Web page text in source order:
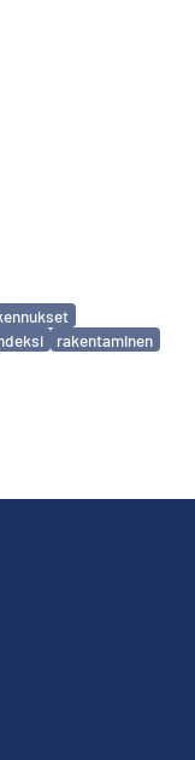
rakentaminen